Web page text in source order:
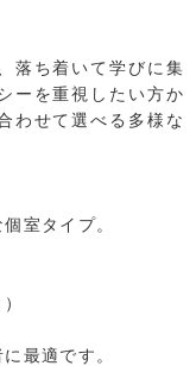
落ち着いて学びに集
ーを重視したい方か
わせて選べる多様な
室タイプ。
最適です。